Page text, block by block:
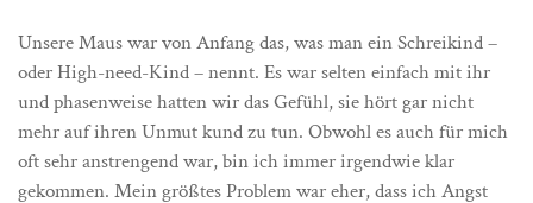
Unsere Maus war von Anfang das, was man ein Schreikind –
oder High-need-Kind – nennt. Es war selten einfach mit ihr
und phasenweise hatten wir das Gefühl, sie hört gar nicht
mehr auf ihren Unmut kund zu tun. Obwohl es auch für mich
oft sehr anstrengend war, bin ich immer irgendwie klar
gekommen. Mein größtes Problem war eher, dass ich Angst